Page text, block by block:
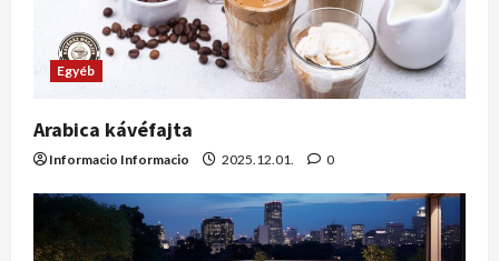
Egyéb
Arabica kávéfajta
Informacio Informacio 2025.12.01. 0